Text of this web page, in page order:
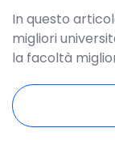
In questo
migliori
la facoltà